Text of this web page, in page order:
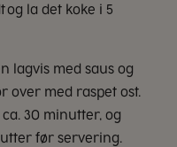
og la det koke i 5
lagvis med saus og
over med raspet ost.
30 minutter, og
før servering.